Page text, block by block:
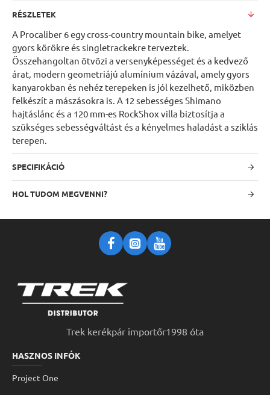
RÉSZLETEK
A Procaliber 6 egy cross-country mountain bike, amelyet
gyors körökre és singletrackekre terveztek.
Összehangoltan ötvözi a versenyképességet és a kedvező
árat, modern geometriájú alumínium vázával, amely gyors
kanyarokban és nehéz terepeken is jól kezelhető, miközben
felkészít a mászásokra is. A 12 sebességes Shimano
hajtáslánc és a 120 mm-es RockShox villa biztosítja a
szükséges sebességváltást és a kényelmes haladást a sziklás
terepen.
SPECIFIKÁCIÓ
HOL TUDOM MEGVENNI?
Trek kerékpár importőr1998 óta
HASZNOS INFÓK
Project One